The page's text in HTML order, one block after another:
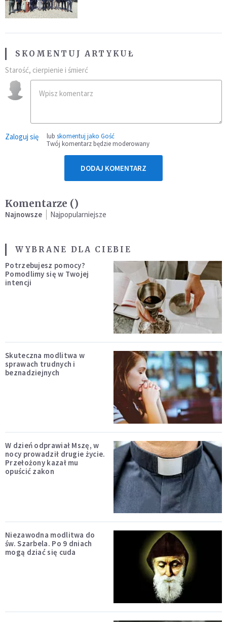
SKOMENTUJ ARTYKUŁ
Starość, cierpienie i śmierć
Zaloguj się lub skomentuj jako Gość
Twój komentarz będzie moderowany
DODAJ KOMENTARZ
Komentarze ()
Najnowsze Najpopularniejsze
WYBRANE DLA CIEBIE
Potrzebujesz pomocy?
Pomodlimy się w Twojej
intencji
Skuteczna modlitwa w
sprawach trudnych i
beznadziejnych
W dzień odprawiał Mszę, w
nocy prowadził drugie życie.
Przełożony kazał mu
opuścić zakon
Niezawodna modlitwa do
św. Szarbela. Po 9 dniach
mogą dziać się cuda